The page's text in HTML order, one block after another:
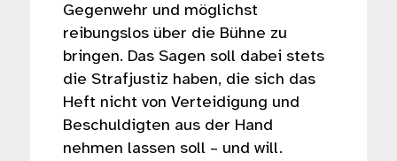
Gegenwehr und möglichst
reibungslos über die Bühne zu
bringen. Das Sagen soll dabei stets
die Strafjustiz haben, die sich das
Heft nicht von Verteidigung und
Beschuldigten aus der Hand
nehmen lassen soll – und will.